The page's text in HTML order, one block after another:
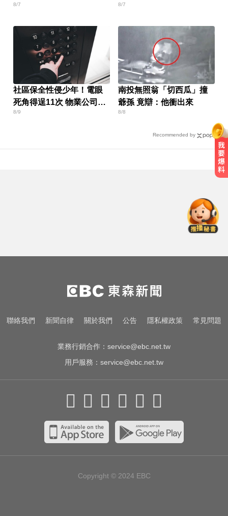
8/7
亡！
8/7
社區保全性侵少年！電眼
死角得逞11次 物業公司也
要賠
8/9
南投無照翁「切西瓜」撞
爺孫 竟辯：他衝出來
8/8
Recommended by
蔡裕昌罹癌 享壽71歲
里約直升機墜毀 哥倫比亞一家3名
女性罹難
快訊／白海豚逼近！新竹縣尖石、
聯絡我們 新聞自律 關於我們 公告 隱私權政策 常見問題
業務行銷合作： service@ebc.net.tw
用戶服務： service@ebc.net.tw
Copyright © 2024 EBC